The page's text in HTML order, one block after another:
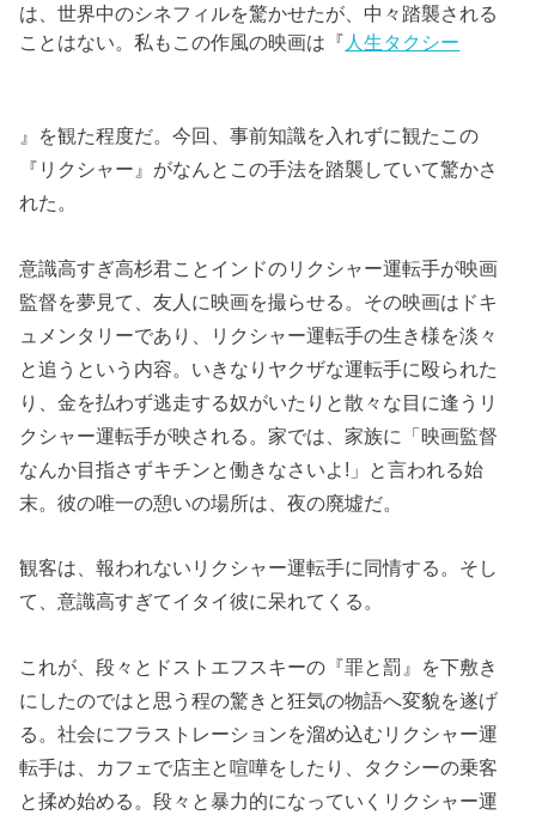
は、世界中のシネフィルを驚かせたが、中々踏襲される
ことはない。私もこの作風の映画は『 人生タクシー
』を観た程度だ。今回、事前知識を入れずに観たこの
『リクシャー』がなんとこの手法を踏襲していて驚かさ
れた。
意識高すぎ高杉君ことインドのリクシャー運転手が映画
監督を夢見て、友人に映画を撮らせる。その映画はドキ
ュメンタリーであり、リクシャー運転手の生き様を淡々
と追うという内容。いきなりヤクザな運転手に殴られた
り、金を払わず逃走する奴がいたりと散々な目に逢うリ
クシャー運転手が映される。家では、家族に「映画監督
なんか目指さずキチンと働きなさいよ!」と言われる始
末。彼の唯一の憩いの場所は、夜の廃墟だ。
観客は、報われないリクシャー運転手に同情する。そし
て、意識高すぎてイタイ彼に呆れてくる。
これが、段々とドストエフスキーの『罪と罰』を下敷き
にしたのではと思う程の驚きと狂気の物語へ変貌を遂げ
る。社会にフラストレーションを溜め込むリクシャー運
転手は、カフェで店主と喧嘩をしたり、タクシーの乗客
と揉め始める。段々と暴力的になっていくリクシャー運